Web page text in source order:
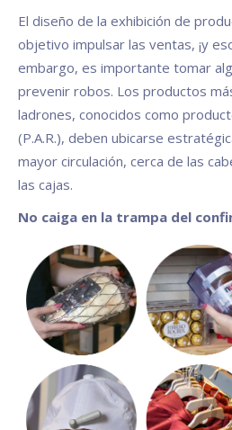
El diseño de la exhibición de
objetivo impulsar las ventas, ¡y
embargo, es importante tomar
prevenir robos. Los productos
ladrones, conocidos como
(P.A.R.), deben ubicarse
mayor circulación, cerca de las
las cajas.
No caiga en la trampa del